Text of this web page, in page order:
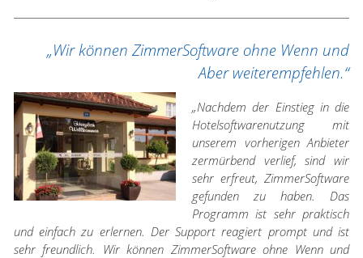
„Wir können ZimmerSoftware ohne Wenn und
Aber weiterempfehlen.“
„Nachdem der Einstieg in die
Hotelsoftwarenutzung mit
unserem vorherigen Anbieter
zermürbend verlief, sind wir
sehr erfreut, ZimmerSoftware
gefunden zu haben. Das
Programm ist sehr praktisch
und einfach zu erlernen. Der Support reagiert prompt und ist
sehr freundlich. Wir können ZimmerSoftware ohne Wenn und